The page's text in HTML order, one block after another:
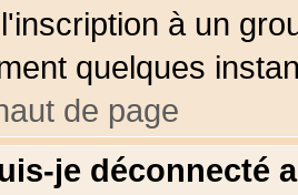
à un
quelques
de page
je déconnecté